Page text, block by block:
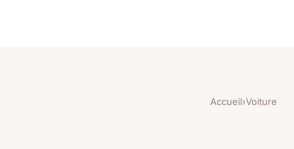
Accueil›Voiture